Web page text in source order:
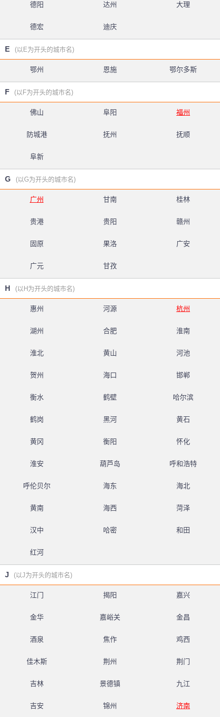
德阳 达州 大理
德宏 迪庆
E (以E为开头的城市名)
鄂州 恩施 鄂尔多斯
F (以F为开头的城市名)
佛山 阜阳 福州
防城港 抚州 抚顺
阜新
G (以G为开头的城市名)
广州 甘南 桂林
贵港 贵阳 赣州
固原 果洛 广安
广元 甘孜
H (以H为开头的城市名)
惠州 河源 杭州
湖州 合肥 淮南
淮北 黄山 河池
贺州 海口 邯郸
衡水 鹤壁 哈尔滨
鹤岗 黑河 黄石
黄冈 衡阳 怀化
淮安 葫芦岛 呼和浩特
呼伦贝尔 海东 海北
黄南 海西 菏泽
汉中 哈密 和田
红河
J (以J为开头的城市名)
江门 揭阳 嘉兴
金华 嘉峪关 金昌
酒泉 焦作 鸡西
佳木斯 荆州 荆门
吉林 景德镇 九江
吉安 锦州 济南